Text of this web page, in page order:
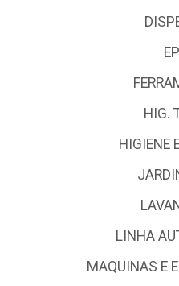
HIG.
HIGIENE
LINHA
MAQUINAS E